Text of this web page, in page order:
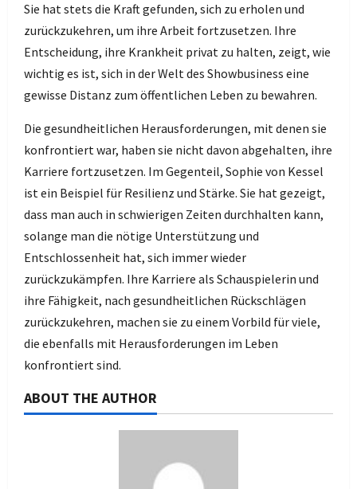
Sie hat stets die Kraft gefunden, sich zu erholen und
zurückzukehren, um ihre Arbeit fortzusetzen. Ihre
Entscheidung, ihre Krankheit privat zu halten, zeigt, wie
wichtig es ist, sich in der Welt des Showbusiness eine
gewisse Distanz zum öffentlichen Leben zu bewahren.
Die gesundheitlichen Herausforderungen, mit denen sie
konfrontiert war, haben sie nicht davon abgehalten, ihre
Karriere fortzusetzen. Im Gegenteil, Sophie von Kessel
ist ein Beispiel für Resilienz und Stärke. Sie hat gezeigt,
dass man auch in schwierigen Zeiten durchhalten kann,
solange man die nötige Unterstützung und
Entschlossenheit hat, sich immer wieder
zurückzukämpfen. Ihre Karriere als Schauspielerin und
ihre Fähigkeit, nach gesundheitlichen Rückschlägen
zurückzukehren, machen sie zu einem Vorbild für viele,
die ebenfalls mit Herausforderungen im Leben
konfrontiert sind.
ABOUT THE AUTHOR